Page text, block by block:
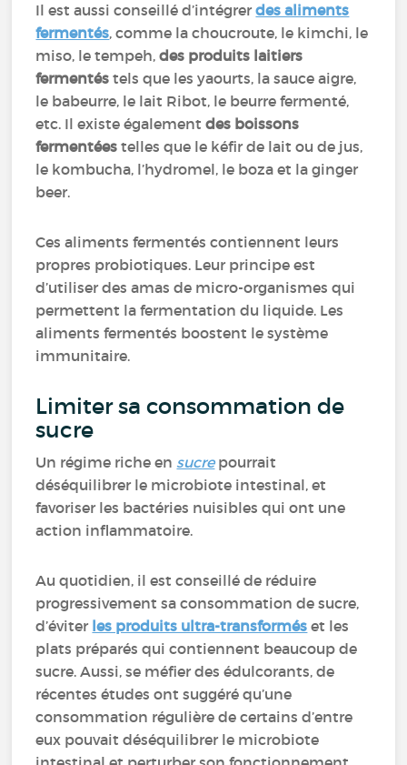
Il est aussi conseillé d’intégrerdes aliments
fermentés, comme la choucroute, le kimchi, le
miso, le tempeh,des produits laitiers
fermentés tels que les yaourts, la sauce aigre,
le babeurre, le lait Ribot, le beurre fermenté,
etc. Il existe égalementdes boissons
fermentées telles que le kéfir de lait ou de jus,
le kombucha, l’hydromel, le boza et la ginger
beer.
Ces aliments fermentés contiennent leurs
propres probiotiques. Leur principe est
d’utiliser des amas de micro-organismes qui
permettent la fermentation du liquide. Les
aliments fermentés boostent le système
immunitaire.
Limiter sa consommation de
sucre
Un régime riche en sucrepourrait
déséquilibrer le microbiote intestinal, et
favoriser les bactéries nuisibles qui ont une
action inflammatoire.
Au quotidien, il est conseillé de réduire
progressivement sa consommation de sucre,
d’éviter les produits ultra-transformés et les
plats préparés qui contiennent beaucoup de
sucre. Aussi, se méfier des édulcorants, de
récentes études ont suggéré qu’une
consommation régulière de certains d’entre
eux pouvait déséquilibrer le microbiote